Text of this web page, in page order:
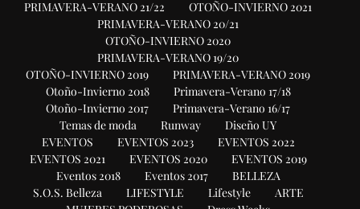
PRIMAVERA-VERANO 21/22
OTOÑO-INVIERNO 2021
PRIMAVERA-VERANO 20/21
OTOÑO-INVIERNO 2020
PRIMAVERA-VERANO 19/20
OTOÑO-INVIERNO 2019
PRIMAVERA-VERANO 2019
Otoño-Invierno 2018
Primavera-Verano 17/18
Otoño-Invierno 2017
Primavera-Verano 16/17
Temas de moda
Runway
Diseño UY
EVENTOS
EVENTOS 2023
EVENTOS 2022
EVENTOS 2021
EVENTOS 2020
EVENTOS 2019
Eventos 2018
Eventos 2017
BELLEZA
S.O.S. Belleza
LIFESTYLE Lifestyle
ARTE